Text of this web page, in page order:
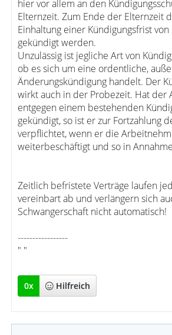
hier vor allem an den
Elternzeit. Zum Ende der Elternzeit
Einhaltung einer Kündigungsfrist
gekündigt werden.
Unzulässig ist jegliche Art von
ob es sich um eine ordentliche,
Änderungskündigung handelt. Der
wirkt auch in der Probezeit. Hat der
entgegen einem bestehenden
gekündigt, so ist er zur Fortzahlung
verpflichtet, wenn er die
weiterbeschäftigt und so in
Zeitlich befristete Verträge laufen
vereinbart ab und verlängern sich
Schwangerschaft nicht automatisch!
-----------------
" "
0x Hilfreich